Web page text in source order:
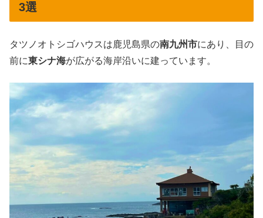
3選
タツノオトシゴハウスは鹿児島県の南九州市にあり、目の
前に東シナ海が広がる海岸沿いに建っています。